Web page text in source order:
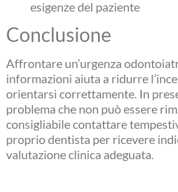
esigenze del paziente
Conclusione
Affrontare un’urgenza
informazioni aiuta a ridurre
orientarsi correttamente. In
problema che non può essere
consigliabile contattare
proprio dentista per ricevere
valutazione clinica adeguata.